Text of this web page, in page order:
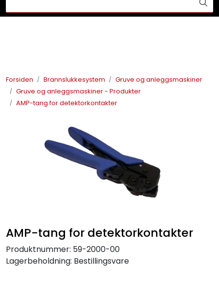
Forsiden Brannslukkesystem
Gruve og anleggsmaskiner
Gruve og anleggsmaskiner - Produkter
AMP-tang for detektorkontakter
AMP-tang for detektorkontakter
Produktnummer: 59-2000-00
Lagerbeholdning: Bestillingsvare
Lysprodukter
Maskinsikring
Service og support
Kontakt oss